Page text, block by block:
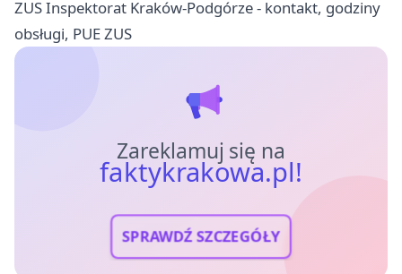
ZUS Inspektorat Kraków-Podgórze - kontakt, godziny
obsługi, PUE ZUS
Zareklamuj się na
faktykrakowa.pl!
SPRAWDŹ SZCZEGÓŁY